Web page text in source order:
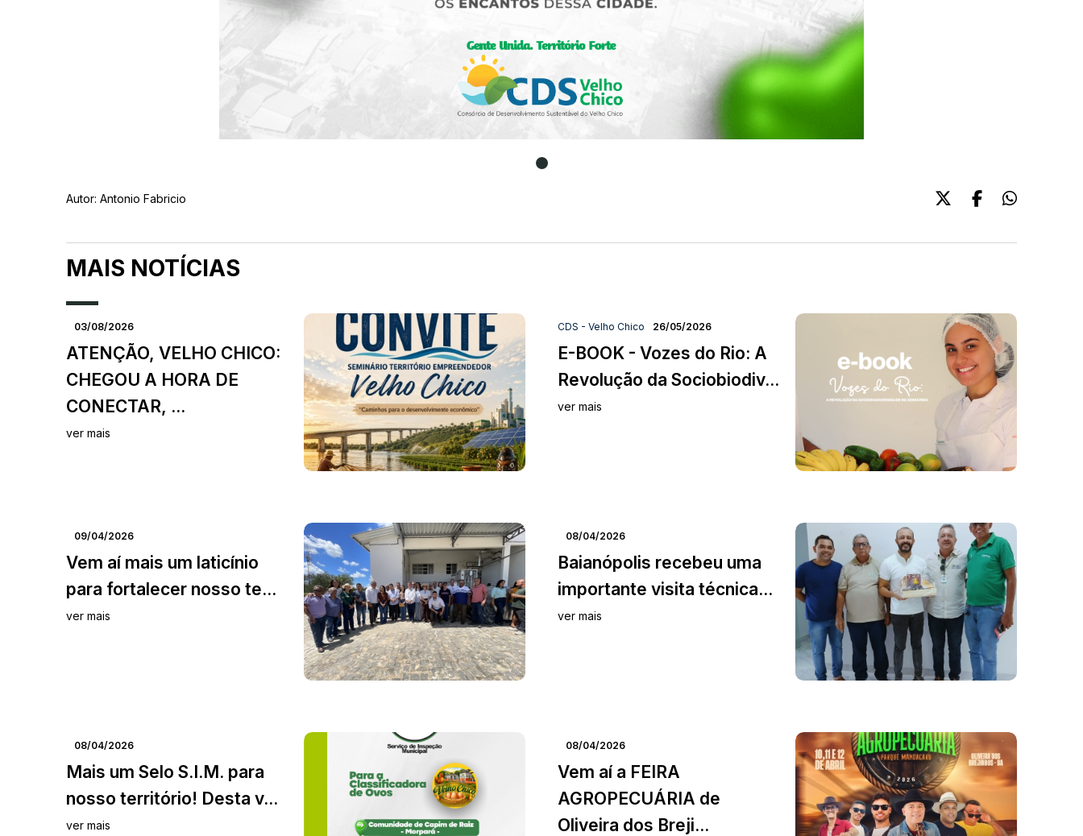
Autor: Antonio Fabricio
MAIS NOTÍCIAS
03/08/2026
ATENÇÃO, VELHO CHICO:
CHEGOU A HORA DE
CONECTAR, ...
ver mais
CDS - Velho Chico 26/05/2026
E-BOOK - Vozes do Rio: A
Revolução da Sociobiodiv...
ver mais
09/04/2026
Vem aí mais um laticínio
para fortalecer nosso te...
ver mais
08/04/2026
Baianópolis recebeu uma
importante visita técnica...
ver mais
08/04/2026
Mais um Selo S.I.M. para
nosso território! Desta v...
ver mais
08/04/2026
Vem aí a FEIRA
AGROPECUÁRIA de
Oliveira dos Breji...